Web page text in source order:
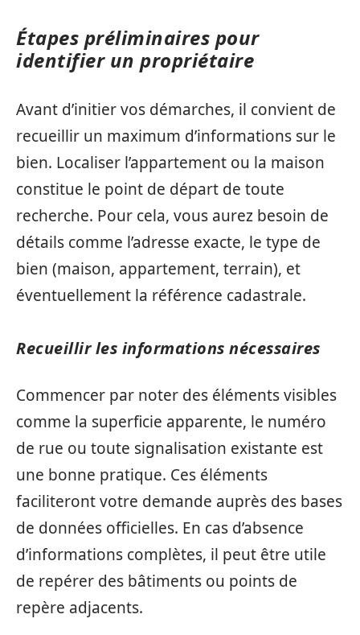
Étapes préliminaires pour
identifier un propriétaire
Avant d’initier vos démarches, il convient de
recueillir un maximum d’informations sur le
bien. Localiser l’appartement ou la maison
constitue le point de départ de toute
recherche. Pour cela, vous aurez besoin de
détails comme l’adresse exacte, le type de
bien (maison, appartement, terrain), et
éventuellement la référence cadastrale.
Recueillir les informations nécessaires
Commencer par noter des éléments visibles
comme la superficie apparente, le numéro
de rue ou toute signalisation existante est
une bonne pratique. Ces éléments
faciliteront votre demande auprès des bases
de données officielles. En cas d’absence
d’informations complètes, il peut être utile
de repérer des bâtiments ou points de
repère adjacents.